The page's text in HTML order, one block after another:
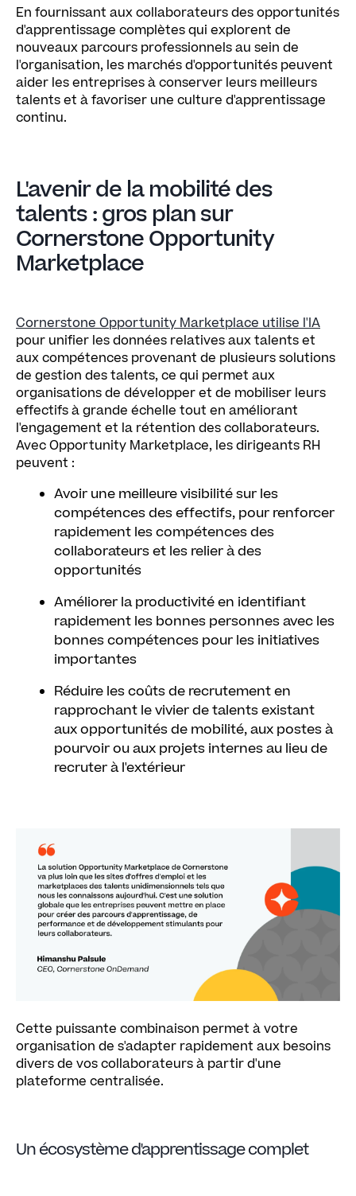
En fournissant aux collaborateurs des opportunités
d'apprentissage complètes qui explorent de
nouveaux parcours professionnels au sein de
l'organisation, les marchés d'opportunités peuvent
aider les entreprises à conserver leurs meilleurs
talents et à favoriser une culture d'apprentissage
continu.
L'avenir de la mobilité des
talents : gros plan sur
Cornerstone Opportunity
Marketplace
Cornerstone Opportunity Marketplace utilise l'IA
pour unifier les données relatives aux talents et
aux compétences provenant de plusieurs solutions
de gestion des talents, ce qui permet aux
organisations de développer et de mobiliser leurs
effectifs à grande échelle tout en améliorant
l'engagement et la rétention des collaborateurs.
Avec Opportunity Marketplace, les dirigeants RH
peuvent :
Avoir une meilleure visibilité sur les
compétences des effectifs, pour renforcer
rapidement les compétences des
collaborateurs et les relier à des
opportunités
Améliorer la productivité en identifiant
rapidement les bonnes personnes avec les
bonnes compétences pour les initiatives
importantes
Réduire les coûts de recrutement en
rapprochant le vivier de talents existant
aux opportunités de mobilité, aux postes à
pourvoir ou aux projets internes au lieu de
recruter à l'extérieur
Cette puissante combinaison permet à votre
organisation de s'adapter rapidement aux besoins
divers de vos collaborateurs à partir d'une
plateforme centralisée.
Un écosystème d'apprentissage complet